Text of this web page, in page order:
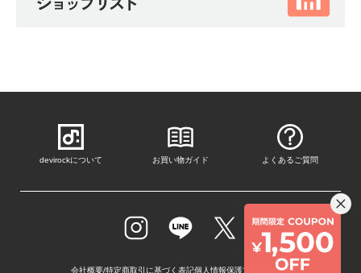
devirockについて お買い物ガイド よくあるご質問
会社概要/特定商取引に基づく表記個人情報保護方針 採用情報